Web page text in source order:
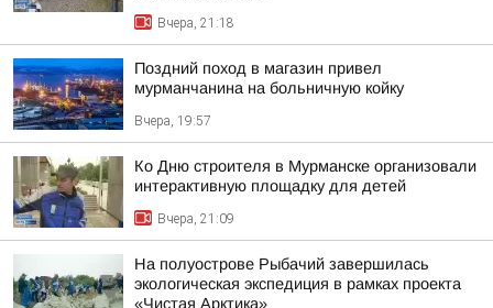
Вчера, 21:18
Поздний поход в магазин привел
мурманчанина на больничную койку
Вчера, 19:57
Ко Дню строителя в Мурманске организовали
интерактивную площадку для детей
Вчера, 21:09
На полуострове Рыбачий завершилась
экологическая экспедиция в рамках проекта
«Чистая Арктика»